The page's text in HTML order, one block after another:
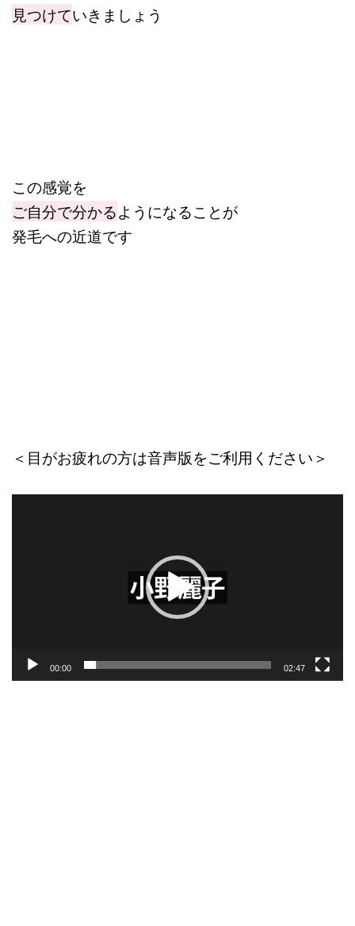
見つけていきましょう
この感覚を
ご自分で分かるようになることが
発毛への近道です
＜目がお疲れの方は音声版をご利用ください＞
00:00 02:47